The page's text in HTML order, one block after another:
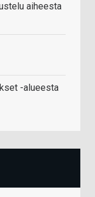
aiheesta
-alueesta